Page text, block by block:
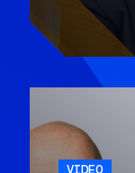
VIDEO